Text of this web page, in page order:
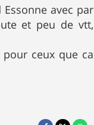
avec par
et peu de vtt,
ceux que ca